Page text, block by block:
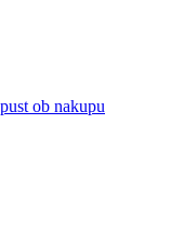
ob nakupu